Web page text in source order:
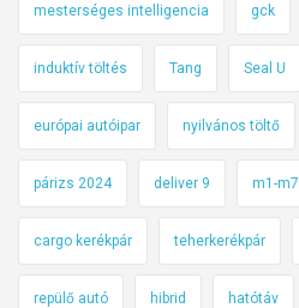
mesterséges intelligencia gck
induktív töltés Tang Seal U
európai autóipar nyilvános töltő
párizs 2024 deliver 9 m1-m7
cargo kerékpár teherkerékpár
repülő autó hibrid hatótáv